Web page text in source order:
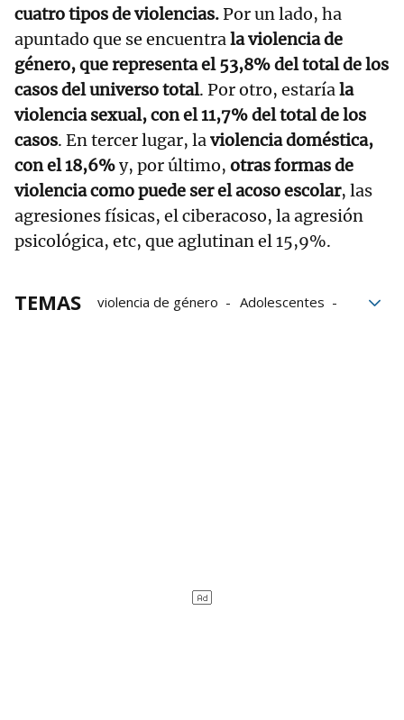
cuatro tipos de violencias.Por un lado, ha
apuntado que se encuentrala violencia de
género, que representa el 53,8% del total de los
casos del universo total. Por otro, estaríala
violencia sexual, con el 11,7% del total de los
casos. En tercer lugar, laviolencia doméstica,
con el 18,6%y, por último, otras formas de
violencia como puede ser el acoso escolar, las
agresiones físicas, el ciberacoso, la agresión
psicológica, etc, que aglutinan el 15,9%.
TEMAS violencia de género
Adolescentes